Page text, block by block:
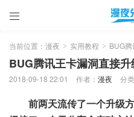

当前位置： 漫夜 > 实用教程 > BUG
BUG腾讯王卡漏洞直接
2018-09-18 22:01 作者： 漫夜 分
前两天流传了一个升级